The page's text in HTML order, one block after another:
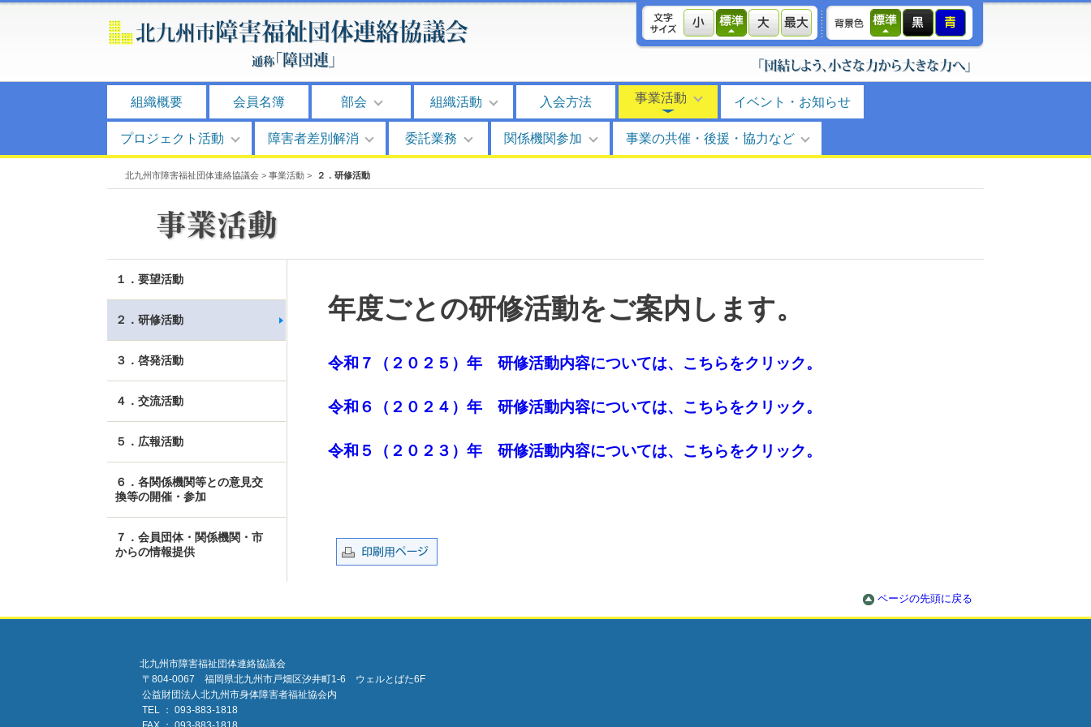
組織概要 会員名簿 部会 組織活動 入会方法 事業活動 イベント・お知らせ
プロジェクト活動 障害者差別解消 委託業務 関係機関参加 事業の共催・後援・協力など
北九州市障害福祉団体連絡協議会 > 事業活動 > ２．研修活動
年度ごとの研修活動をご案内します。
令和７（２０２５）年 研修活動内容については、こちらをクリック。
令和６（２０２４）年 研修活動内容については、こちらをクリック。
令和５（２０２３）年 研修活動内容については、こちらをクリック。
１．要望活動
２．研修活動
３．啓発活動
４．交流活動
５．広報活動
６．各関係機関等との意見交
換等の開催・参加
７．会員団体・関係機関・市
からの情報提供
ページの先頭に戻る
北九州市障害福祉団体連絡協議会
〒804-0067 福岡県北九州市戸畑区汐井町1-6 ウェルとばた6F
公益財団法人北九州市身体障害者福祉協会内
TEL ： 093-883-1818